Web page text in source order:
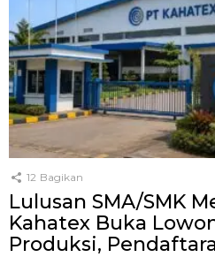
12 Bagikan
Lulusan SMA/SMK
Kahatex Buka
Produksi,